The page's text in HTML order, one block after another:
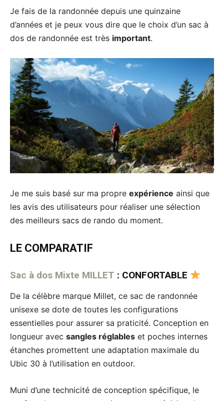
Je fais de la randonnée depuis une quinzaine
d’années et je peux vous dire que le choix d’un sac à
dos de randonnée est très important.
Je me suis basé sur ma propre expérience ainsi que
les avis des utilisateurs pour réaliser une sélection
des meilleurs sacs de rando du moment.
LE COMPARATIF
Sac à dos Mixte MILLET : CONFORTABLE
De la célèbre marque Millet, ce sac de randonnée
unisexe se dote de toutes les configurations
essentielles pour assurer sa praticité. Conception en
longueur avec sangles réglables et poches internes
étanches promettent une adaptation maximale du
Ubic 30 à l’utilisation en outdoor.
Muni d’une technicité de conception spécifique, le